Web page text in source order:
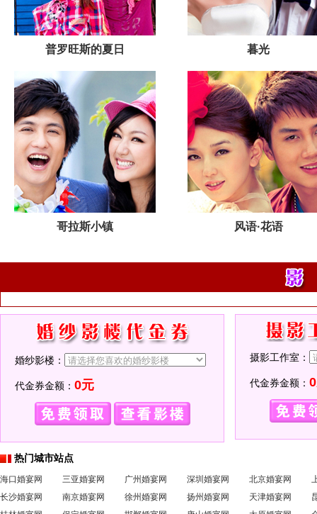
普罗旺斯的夏日 暮光
哥拉斯小镇 风语·花语
婚纱影楼：
代金券金额： 0元
摄影工作室：
代金券金额：
热门城市站点
海口婚宴网 三亚婚宴网 广州婚宴网 深圳婚宴网 北京婚宴网
长沙婚宴网
南京婚宴网 徐州婚宴网 扬州婚宴网 天津婚宴网